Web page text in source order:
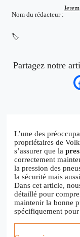
Nom du rédacteur :
Jerem
🏷️
Partagez notre
L’une des
propriétaires de
s’assurer que la
correctement
la pression des
la sécurité mais
Dans cet article,
détaillé pour
maintenir la bonne
spécifiquement